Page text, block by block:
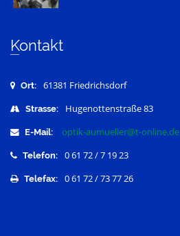
Kontakt
Ort: 61381 Friedrichsdorf
Strasse: Hugenottenstraße 83
E-Mail: optik-aumueller@t-online.de
Telefon: 0 61 72 / 7 19 23
Telefax: 0 61 72 / 73 77 26